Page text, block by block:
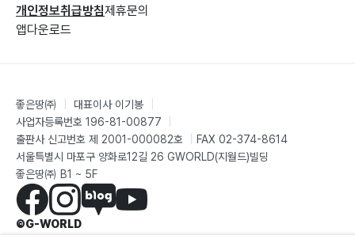
개인정보취급방침
앱다운로드
제휴문의
좋은땅㈜ 대표이사 이기봉
사업자등록번호 196-81-00877
출판사 신고번호 제 2001-000082호
FAX 02-374-8614
서울특별시 마포구 양화로12길 26 GWORLD(지월드)빌딩
좋은땅㈜ B1 ~ 5F
©G-WORLD